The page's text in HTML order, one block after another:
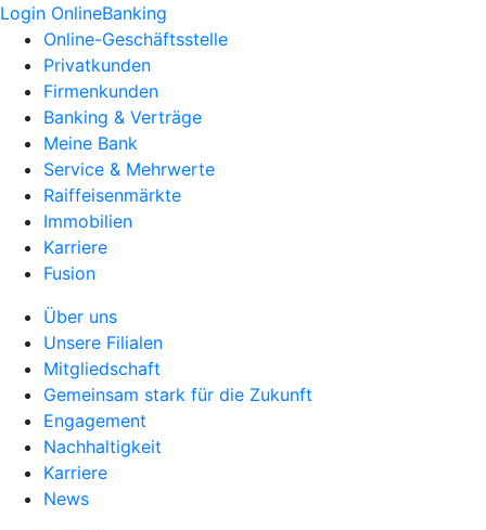
Login OnlineBanking
Online-Geschäftsstelle
Privatkunden
Firmenkunden
Banking & Verträge
Meine Bank
Service & Mehrwerte
Raiffeisenmärkte
Immobilien
Karriere
Fusion
Über uns
Unsere Filialen
Mitgliedschaft
Gemeinsam stark für die Zukunft
Engagement
Nachhaltigkeit
Karriere
News